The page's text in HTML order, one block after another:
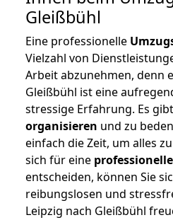
Gleißbühl
Eine professionelle
Vielzahl von
Arbeit abzunehmen, denn
Gleißbühl ist eine
stressige Erfahrung. Es
organisieren und zu
einfach die Zeit, um alles
sich für eine
entscheiden, können Sie
reibungslosen und
Leipzig nach Gleißbühl